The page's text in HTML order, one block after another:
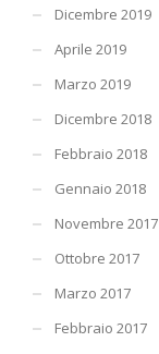
Dicembre 2019
Aprile 2019
Marzo 2019
Dicembre 2018
Febbraio 2018
Gennaio 2018
Novembre 2017
Ottobre 2017
Marzo 2017
Febbraio 2017